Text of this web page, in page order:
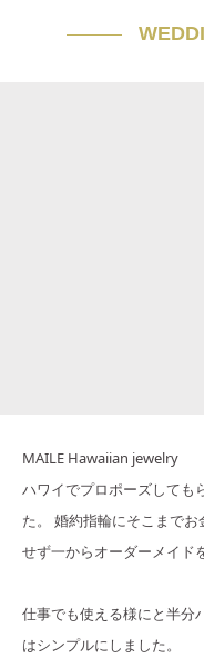
MAILE Hawaiian jewelry
ハワイでプロポーズしても
た。 婚約指輪にそこまで
せず一からオーダーメイド
仕事でも使える様にと半分
はシンプルにしました。